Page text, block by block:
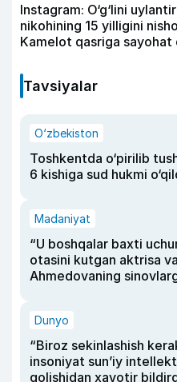
Instagram: O‘g‘lini
nikohining 15 yilligini
Kamelot qasriga sayohat
Tavsiyalar
O‘zbekiston
Toshkentda o‘pirilib
6 kishiga sud hukmi
Madaniyat
“U boshqalar baxti
otasini kutgan aktrisa
Ahmedovaning
Dunyo
“Biroz sekinlashish
insoniyat sun’iy
qolishidan xavotir